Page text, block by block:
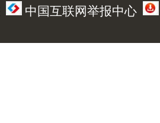
中国互联网举报中心